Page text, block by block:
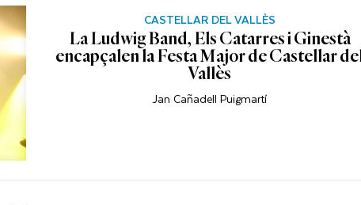
CASTELLAR DEL VALLÈS
La Ludwig Band, Els Catarres i Ginestà
encapçalen la Festa Major de Castellar del
Vallès
Jan Cañadell Puigmartí